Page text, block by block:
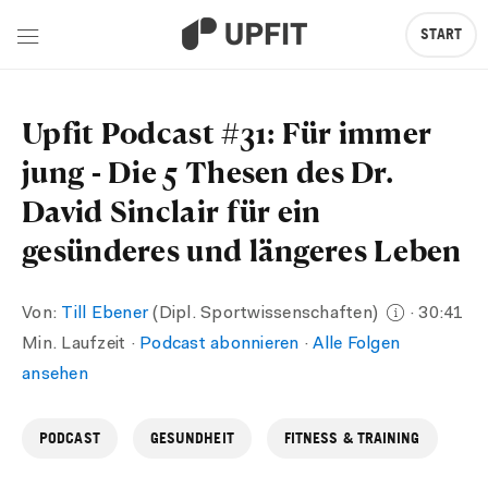
Upfit Podcast #31: Für immer
jung - Die 5 Thesen des Dr.
David Sinclair für ein
gesünderes und längeres Leben
Von: Till Ebener(Dipl. Sportwissenschaften)
· 30:41
Min. Laufzeit · Podcast abonnieren ·Alle Folgen
ansehen
PODCAST GESUNDHEIT FITNESS & TRAINING
START